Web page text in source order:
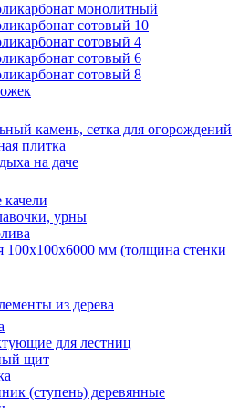
монолитный
сотовый 10
сотовый 4
сотовый 6
сотовый 8
камень, сетка для огорождений
плитка
на даче
урны
из дерева
для лестниц
щит
(ступень) деревянные